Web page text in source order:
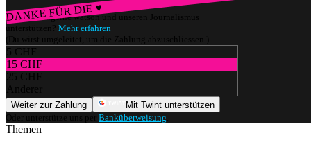
DANKE FÜR DIE ♥
Würdest du gerne watson und unseren Journalismus
unterstützen? Mehr erfahren
(Du wirst umgeleitet, um die Zahlung abzuschliessen.)
5 CHF
15 CHF
25 CHF
Anderer
Weiter zur Zahlung
Mit Twint unterstützen
Oder unterstütze uns per Banküberweisung
Themen